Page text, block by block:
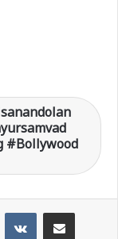
#Bollywood
VKontakte